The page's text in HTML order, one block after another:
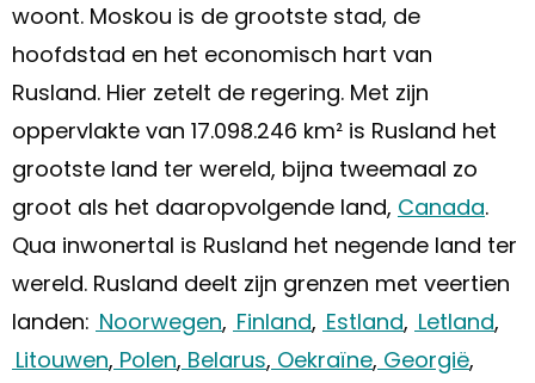
woont. Moskou is de grootste stad, de
hoofdstad en het economisch hart van
Rusland. Hier zetelt de regering. Met zijn
oppervlakte van 17.098.246 km² is Rusland het
grootste land ter wereld, bijna tweemaal zo
groot als het daaropvolgende land, Canada.
Qua inwonertal is Rusland het negende land ter
wereld. Rusland deelt zijn grenzen met veertien
landen: Noorwegen, Finland, Estland, Letland,
Litouwen, Polen, Belarus, Oekraïne, Georgië,